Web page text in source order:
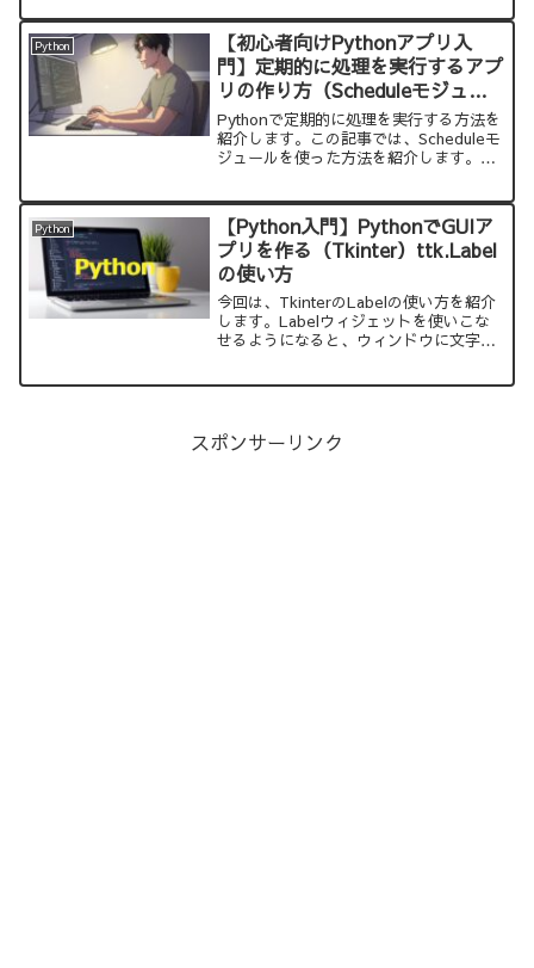
プリをWebに公開できます。
Python
【初心者向けPythonアプリ入
門】定期的に処理を実行するアプ
リの作り方（Scheduleモジュー
ル）
Pythonで定期的に処理を実行する方法を
紹介します。この記事では、Scheduleモ
ジュールを使った方法を紹介します。皆
リや構造によって、選択してもらえばよ
いかと思います。このサイトで紹介して
いるサンプルコードをコピーして、実行
すれば、すぐに試すことができます。
Python
【Python入門】PythonでGUIア
プリを作る（Tkinter）ttk.Label
の使い方
今回は、TkinterのLabelの使い方を紹介
します。Labelウィジェットを使いこな
せるようになると、ウィンドウに文字や
スポンサーリンク